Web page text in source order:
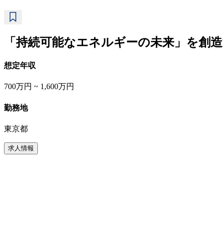
「持続可能なエネルギーの未来」を創
想定年収
700万円 ~ 1,600万円
勤務地
東京都
求人情報